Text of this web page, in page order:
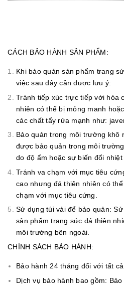
CÁCH BẢO HÀNH SẢN PHẨM:
Khi bảo quản sản phẩm trang
việc sau đây cần được lưu ý:
Tránh tiếp xúc trực tiếp với hóa
nhiên có thể bị mỏng manh
các chất tẩy rửa mạnh như:
Bảo quản trong môi trường khô
được bảo quản trong môi
do độ ẩm hoặc sự biến đổi nhiệt
Tránh va chạm với mục tiêu
cao nhưng đá thiên nhiên có
chạm với mục tiêu cứng.
Sử dụng túi vải để bảo quản:
sản phẩm trang sức đá thiên
môi trường bên ngoài.
CHÍNH SÁCH BẢO HÀNH:
Bảo hành 24 tháng đối với tất
Dịch vụ bảo hành bao gồm: